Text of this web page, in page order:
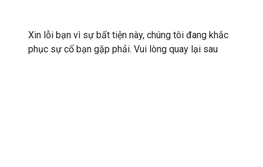
Xin lỗi bạn vì sự bất tiện này, chúng tôi đang khắc
phục sự cố bạn gặp phải. Vui lòng quay lại sau